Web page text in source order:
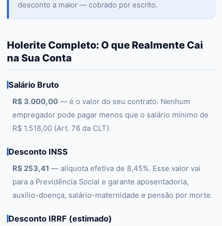
desconto a maior — cobrado por escrito.
Holerite Completo: O que Realmente Cai
na Sua Conta
Salário Bruto
R$ 3.000,00 — é o valor do seu contrato. Nenhum
empregador pode pagar menos que o salário mínimo de
R$ 1.518,00 (Art. 76 da CLT).
Desconto INSS
R$ 253,41 — alíquota efetiva de 8,45%. Esse valor vai
para a Previdência Social e garante aposentadoria,
auxílio-doença, salário-maternidade e pensão por morte.
Desconto IRRF (estimado)